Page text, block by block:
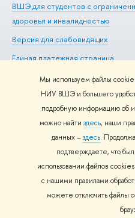
Мы используем файлы
НИУ ВШЭ и большего
подробную информацию об
можно найти здесь, наши
данных –здесь.
подтверждаете, что
использовании файлов
с нашими правилами
можете отключить файлы
ВШЭ для студентов с
здоровья и инвалидностью
Версия для слабовидящих
Единая платежная страница
© НИУ ВШЭ 1993–2026 Адреса
использования материалов
Шрифты HSE Sans и HSE Slab